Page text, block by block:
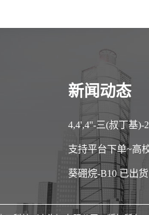
新闻动态
4,4',4''-三(叔丁基)-
支持平台下单~高
葵硼烷-B10 已出货